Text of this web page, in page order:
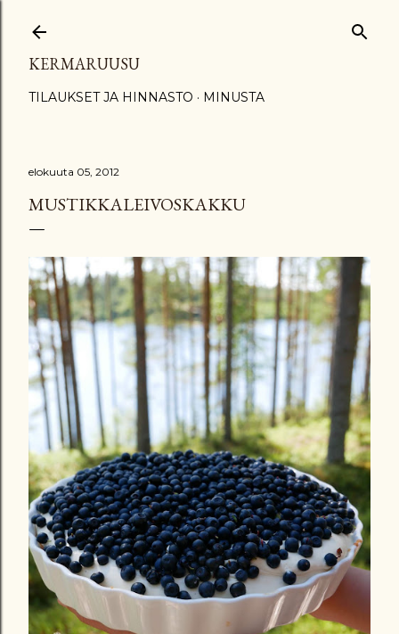
KERMARUUSU
TILAUKSET JA HINNASTO MINUSTA
elokuuta 05, 2012
MUSTIKKALEIVOSKAKKU